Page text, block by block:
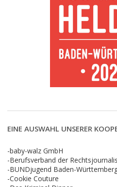
EINE AUSWAHL UNSERER
-baby-walz GmbH
-Berufsverband der
-BUNDjugend Baden-
-Cookie Couture